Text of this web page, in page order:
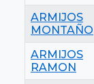
ARMIJOS
MONTAÑO
ARMIJOS
RAMON